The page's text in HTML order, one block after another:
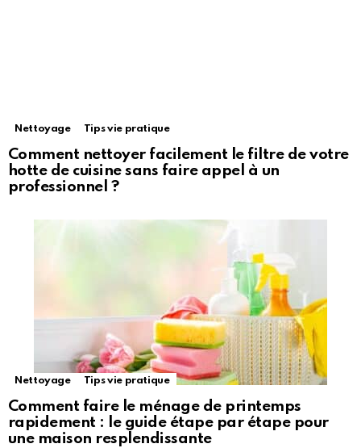
Nettoyage Tips vie pratique
Comment nettoyer facilement le filtre de votre
hotte de cuisine sans faire appel à un
professionnel ?
Nettoyage Tips vie pratique
Comment faire le ménage de printemps
rapidement : le guide étape par étape pour
une maison resplendissante